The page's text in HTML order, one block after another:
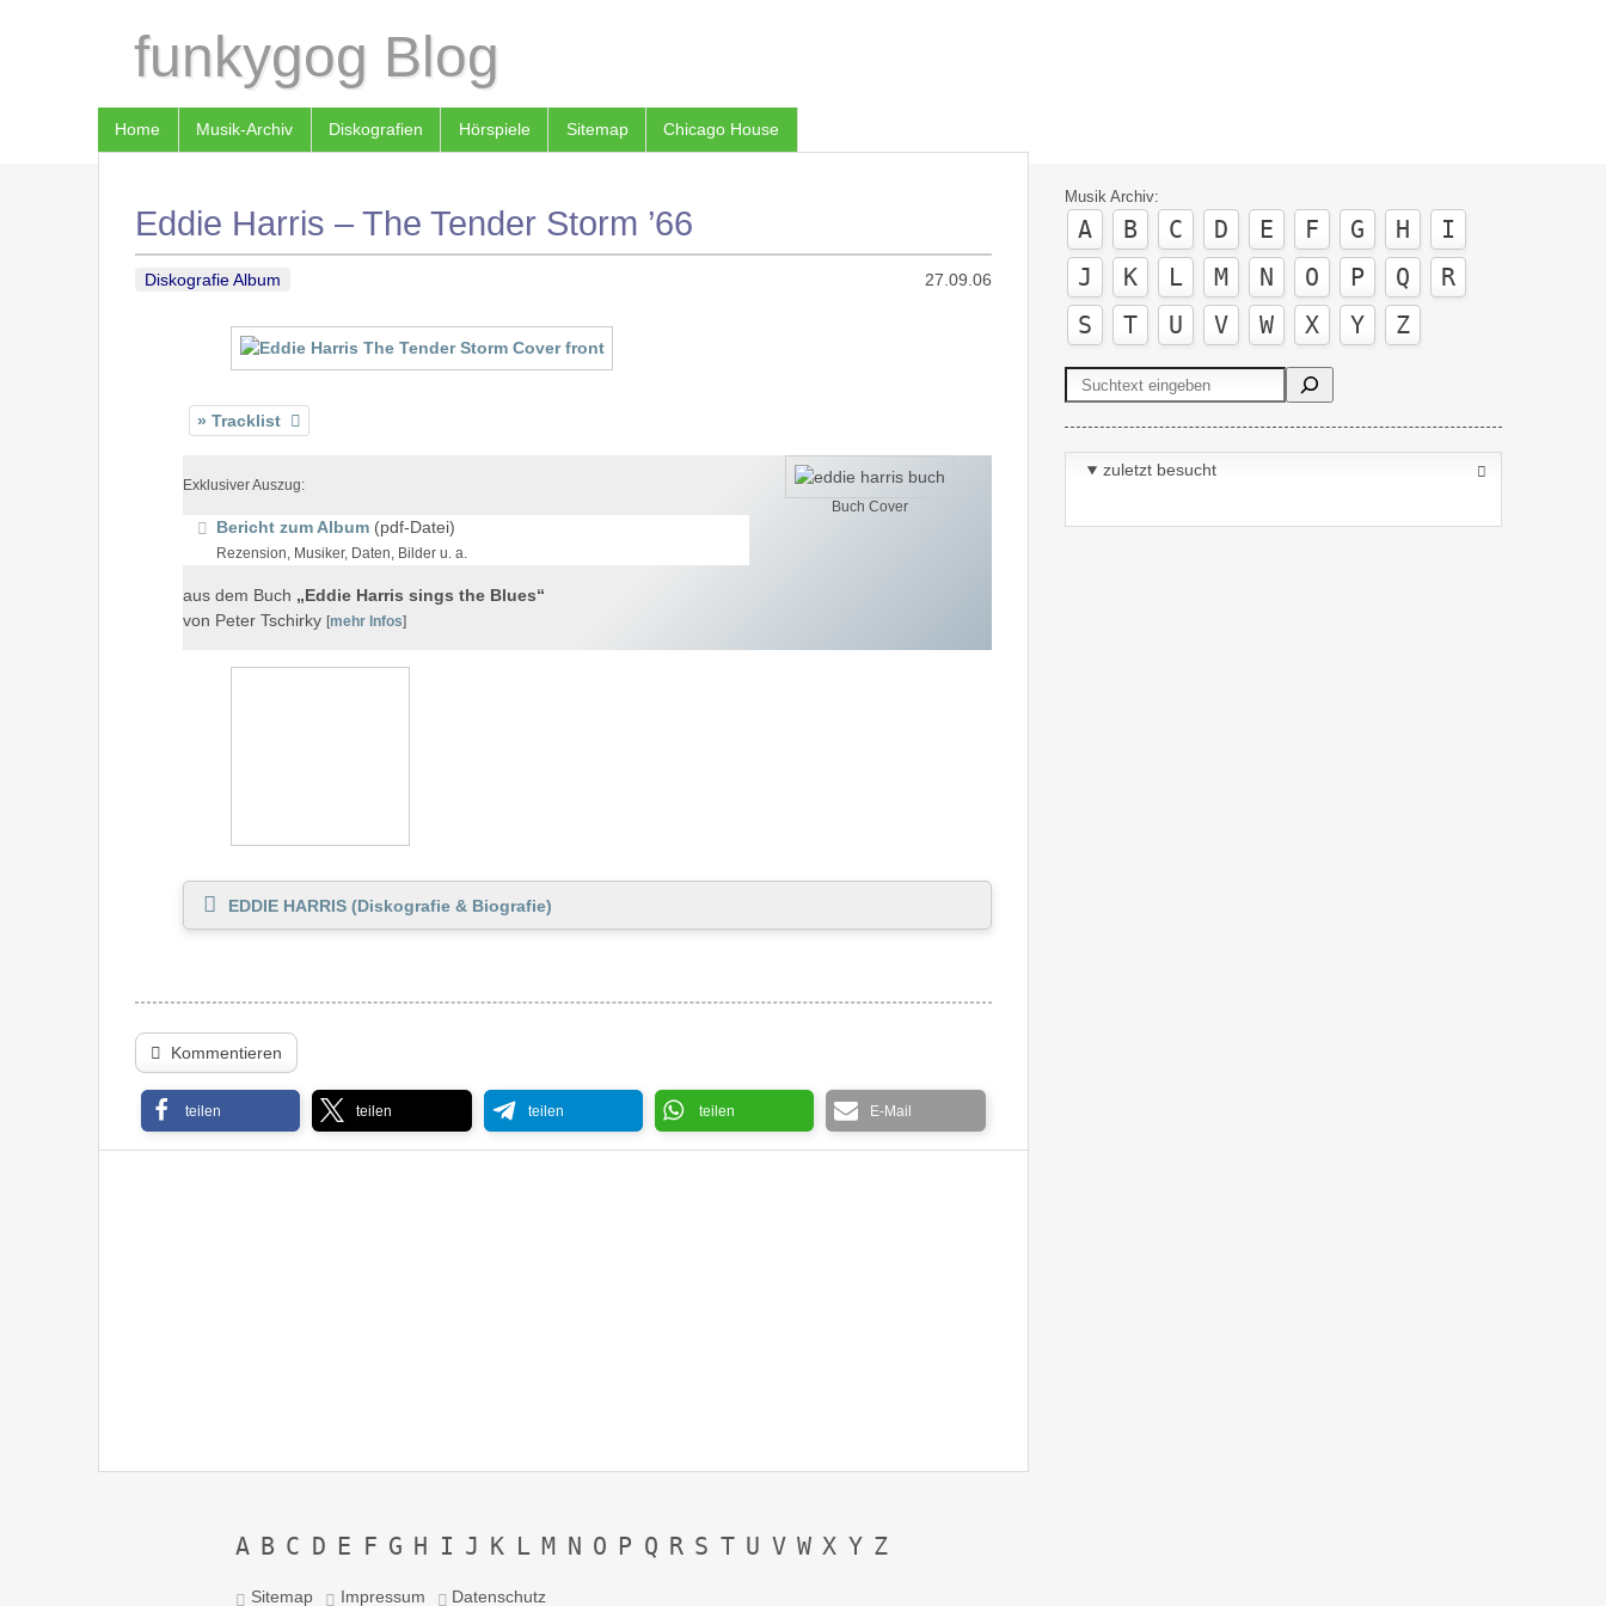
funkygog Blog
Home Musik-Archiv Diskografien Hörspiele Sitemap Chicago House
Eddie Harris – The Tender Storm ’66
Diskografie Album 27.09.06
Tracklist
Exklusiver Auszug:
Bericht zum Album (pdf-Datei)
Rezension, Musiker, Daten, Bilder u. a.
aus dem Buch „Eddie Harris sings the Blues“
von Peter Tschirky [mehr Infos]
Buch Cover
EDDIE HARRIS (Diskografie & Biografie)
Kommentieren
teilen teilen teilen teilen E-Mail
Musik Archiv:
A B C D E F G H
I
J
K L M N O P Q
R
S
T U V W X Y Z
Suchen
zuletzt besucht
A B C D E F G H I J K L M N O P Q R S T U V W X Y Z
Sitemap Impressum Datenschutz